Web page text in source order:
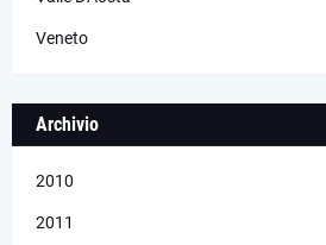
Veneto
Archivio
2010
2011